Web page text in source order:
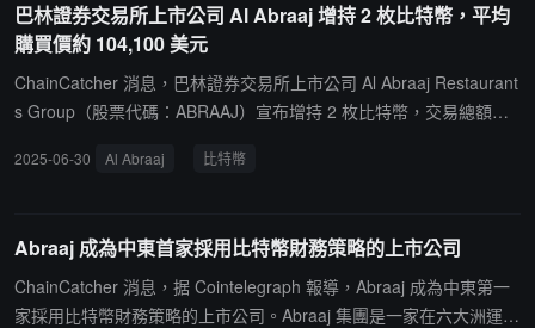
巴林證券交易所上市公司 Al Abraaj 增持 2 枚比特幣，平均
購買價約 104,100 美元
ChainCatcher 消息，巴林證券交易所上市公司 Al Abraaj Restaurant
s Group（股票代碼：ABRAAJ）宣布增持 2 枚比特幣，交易總額約
特幣持倉量已達 7 枚，平均購入價格約為 97,743 美元/枚。
2025-06-30 Al Abraaj 比特幣
Abraaj 成為中東首家採用比特幣財務策略的上市公司
ChainCatcher 消息，据 Cointelegraph 報導，Abraaj 成為中東第一
家採用比特幣財務策略的上市公司。Abraaj 集團是一家在六大洲運營